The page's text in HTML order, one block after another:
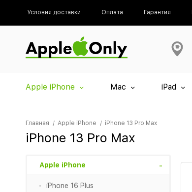
Условия доставки Оплата Гарантия
Apple iPhone Mac iPad
Главная Apple iPhone iPhone 13 Pro Max
iPhone 13 Pro Max
Apple iPhone
iPhone 16 Plus